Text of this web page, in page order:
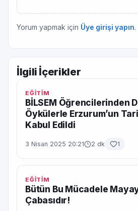
Yorum yapmak için Üye girişi yapın.
İlgili İçerikler
EĞİTİM
BİLSEM Öğrencilerinden
Öykülerle Erzurum’un
Kabul Edildi
3 Nisan 2025 20:21 2 dk 1
EĞİTİM
Bütün Bu Mücadele
Çabasıdır!